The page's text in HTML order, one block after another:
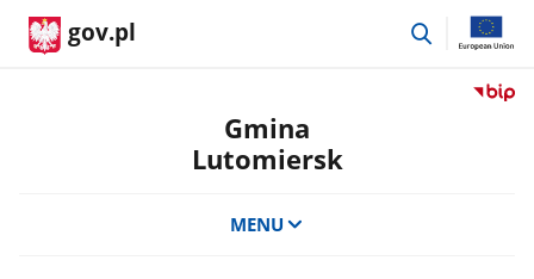
gov.pl
przejdź
Przejdź
Gmina
Lutomiersk
MENU